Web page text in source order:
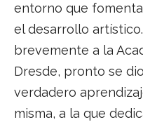
entorno que
el desarrollo
brevemente a la
Dresde, pronto se
verdadero
misma, a la que